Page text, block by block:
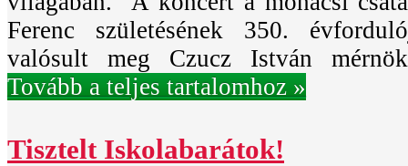
Ferenc születésének 350.
valósult meg Czucz István
Tovább a teljes tartalomhoz »
Tisztelt Iskolabarátok!